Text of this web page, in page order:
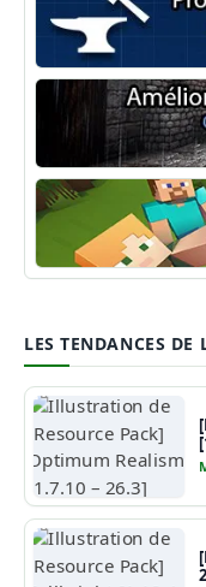
Minecraft Forge
Shaders Minecraft
Guide Minecraft
LES TENDANCES DE